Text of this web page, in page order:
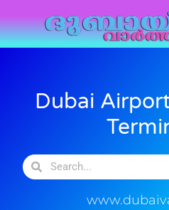
Dubai